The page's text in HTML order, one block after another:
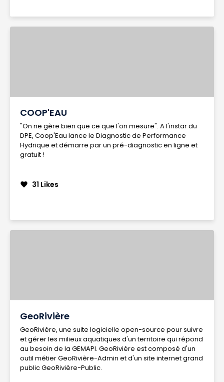
COOP'EAU
"On ne gère bien que ce que l'on mesure". A l'instar du
DPE, Coop'Eau lance le Diagnostic de Performance
Hydrique et démarre par un pré-diagnostic en ligne et
gratuit !
favorite 31 Likes
GeoRivière
GeoRivière, une suite logicielle open-source pour suivre
et gérer les milieux aquatiques d'un territoire qui répond
au besoin de la GEMAPI. GeoRivière est composé d'un
outil métier GeoRivière-Admin et d'un site internet grand
public GeoRivière-Public.